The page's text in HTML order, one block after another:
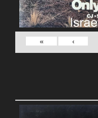
›
»